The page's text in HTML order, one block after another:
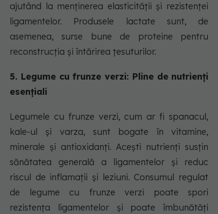
ajutând la menținerea elasticității și rezistenței
ligamentelor. Produsele lactate sunt, de
asemenea, surse bune de proteine pentru
reconstrucția și întărirea țesuturilor.
5. Legume cu frunze verzi: Pline de nutrienți
esențiali
Legumele cu frunze verzi, cum ar fi spanacul,
kale-ul și varza, sunt bogate în vitamine,
minerale și antioxidanți. Acești nutrienți susțin
sănătatea generală a ligamentelor și reduc
riscul de inflamații și leziuni. Consumul regulat
de legume cu frunze verzi poate spori
rezistența ligamentelor și poate îmbunătăți